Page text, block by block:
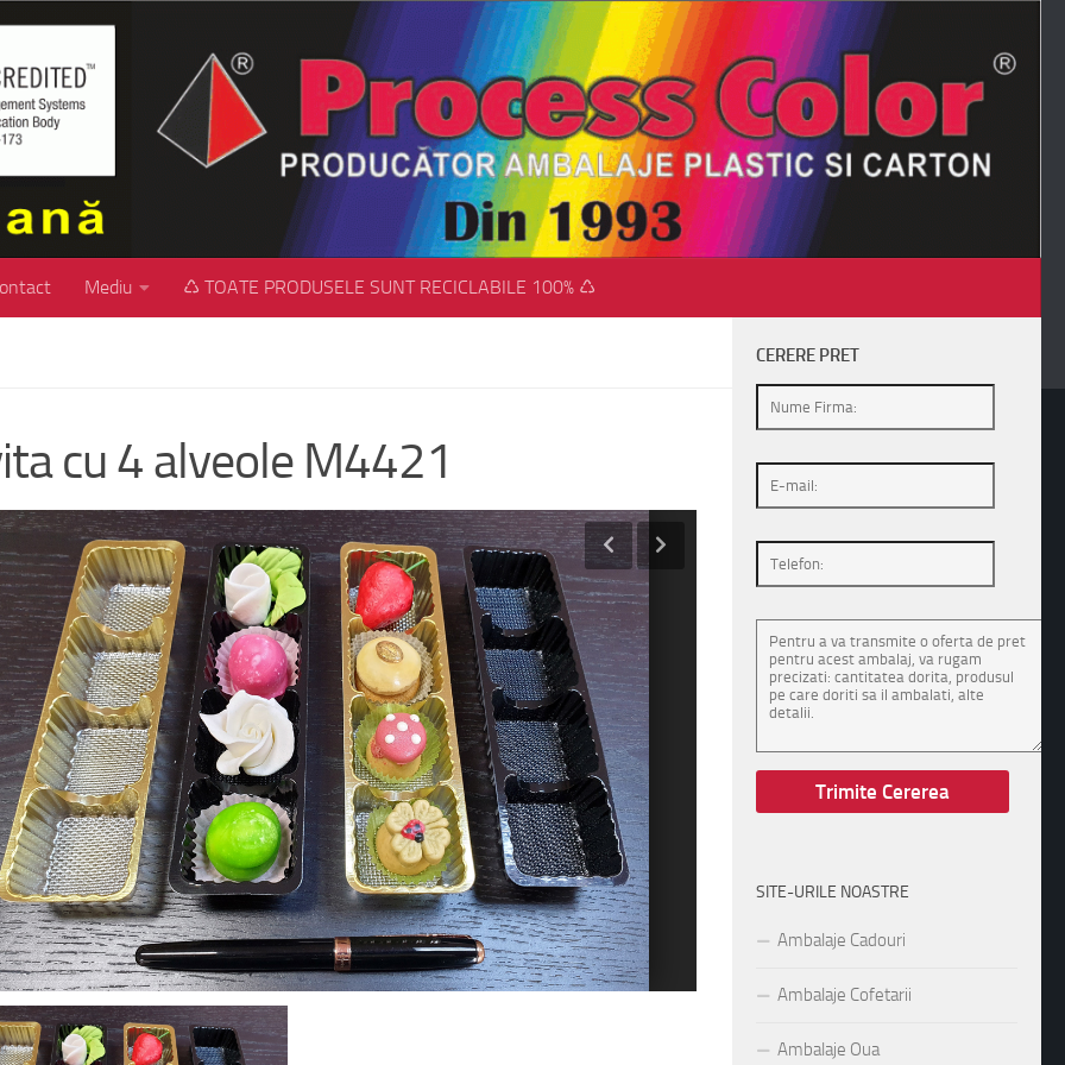
Mediu ♺ TOATE PRODUSELE SUNT RECICLABILE 100% ♺
cu 4 alveole M4421
CERERE PRET
SITE-URILE NOASTRE
Ambalaje Cadouri
Ambalaje Cofetarii
Ambalaje Oua